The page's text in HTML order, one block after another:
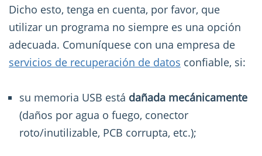
Dicho esto, tenga en cuenta, por favor, que
utilizar un programa no siempre es una opción
adecuada. Comuníquese con una empresa de
servicios de recuperación de datos confiable, si:
su memoria USB está dañada mecánicamente
(daños por agua o fuego, conector
roto/inutilizable, PCB corrupta, etc.);